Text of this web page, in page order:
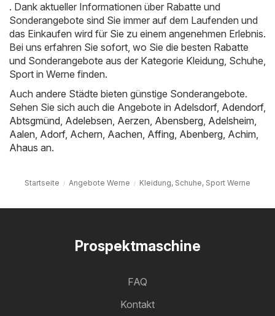
. Dank aktueller Informationen über Rabatte und
Sonderangebote sind Sie immer auf dem Laufenden und
das Einkaufen wird für Sie zu einem angenehmen Erlebnis.
Bei uns erfahren Sie sofort, wo Sie die besten Rabatte
und Sonderangebote aus der Kategorie Kleidung, Schuhe,
Sport in Werne finden.
Auch andere Städte bieten günstige Sonderangebote.
Sehen Sie sich auch die Angebote in Adelsdorf, Adendorf,
Abtsgmünd, Adelebsen, Aerzen, Abensberg, Adelsheim,
Aalen, Adorf, Achern, Aachen, Affing, Abenberg, Achim,
Ahaus an.
Startseite Angebote Werne Kleidung, Schuhe, Sport Werne
Prospektmaschine
FAQ
Kontakt